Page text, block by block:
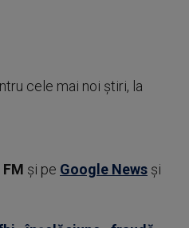
cele mai noi știri, la
şi pe Google News şi